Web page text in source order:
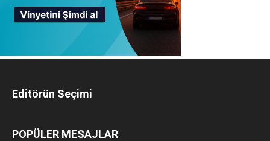
Editörün Seçimi
POPÜLER MESAJLAR